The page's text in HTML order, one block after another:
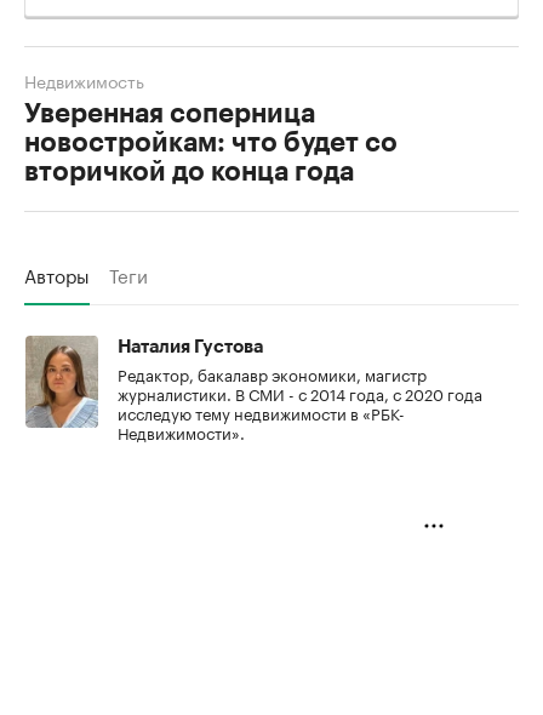
Уверенная соперница
новостройкам: что будет со
вторичкой до конца года
Недвижимость
Авторы Теги
Наталия Густова
Редактор, бакалавр экономики, магистр
журналистики. В СМИ - с 2014 года, с 2020 года
исследую тему недвижимости в «РБК-
Недвижимости».